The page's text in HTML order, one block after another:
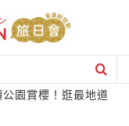
園賞櫻！逛最地道